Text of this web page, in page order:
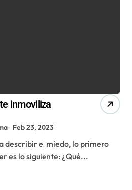
inmoviliza
Feb 23, 2023
es lo siguiente: ¿Qué...